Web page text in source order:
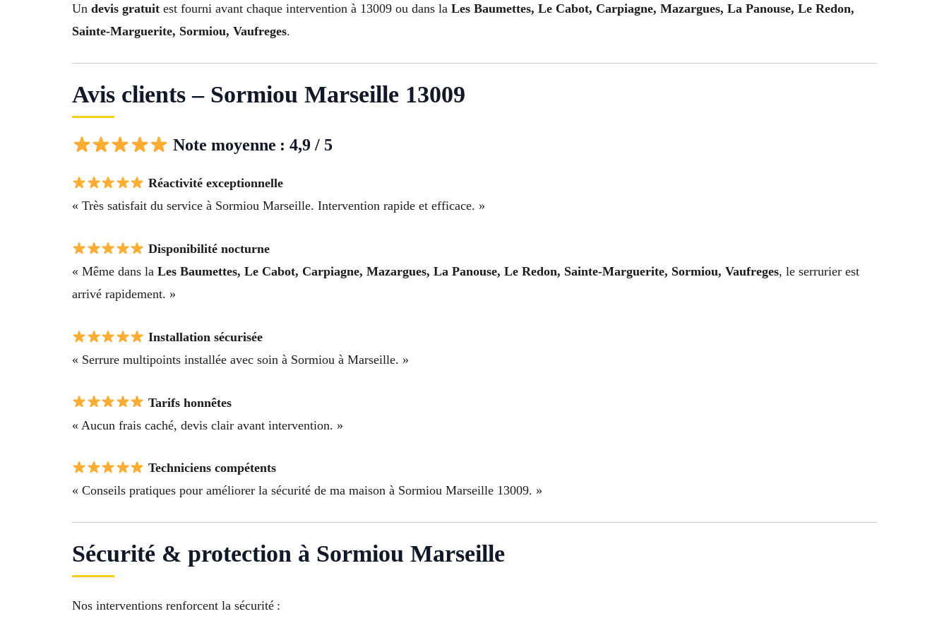
Un devis gratuit est fourni avant chaque intervention à 13009 ou dans la Les Baumettes, Le Cabot, Carpiagne, Mazargues, La Panouse, Le Redon,
Sainte-Marguerite, Sormiou, Vaufreges.
Avis clients – Sormiou Marseille 13009
Note moyenne : 4,9 / 5
Réactivité exceptionnelle
« Très satisfait du service à Sormiou Marseille. Intervention rapide et efficace. »
Disponibilité nocturne
« Même dans la Les Baumettes, Le Cabot, Carpiagne, Mazargues, La Panouse, Le Redon, Sainte-Marguerite, Sormiou, Vaufreges, le serrurier est
arrivé rapidement. »
Installation sécurisée
« Serrure multipoints installée avec soin à Sormiou à Marseille. »
Tarifs honnêtes
« Aucun frais caché, devis clair avant intervention. »
Techniciens compétents
« Conseils pratiques pour améliorer la sécurité de ma maison à Sormiou Marseille 13009. »
Sécurité & protection à Sormiou Marseille
Nos interventions renforcent la sécurité :